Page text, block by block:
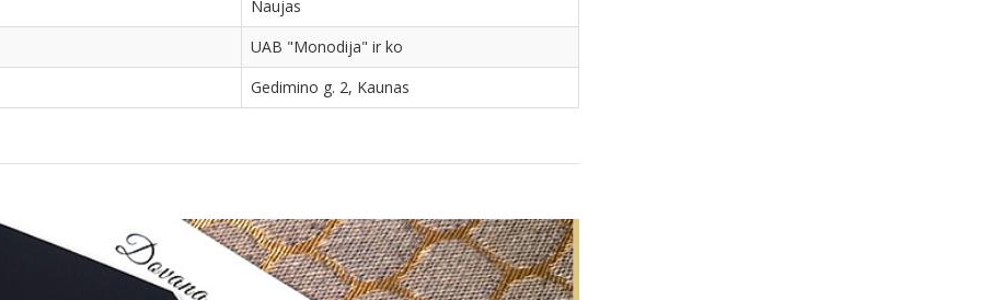
Naujas
UAB "Monodija" ir ko
Gedimino g. 2, Kaunas